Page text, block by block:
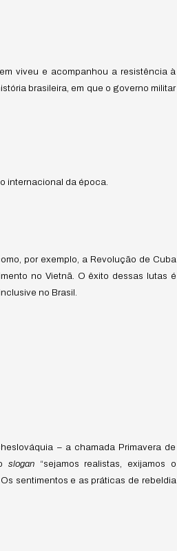
viveu e acompanhou a resistência à
brasileira, em que o governo militar
internacional da época.
por exemplo, a Revolução de Cuba
no Vietnã. O êxito dessas lutas é
no Brasil.
– a chamada Primavera de
slogan“sejamos realistas, exijamos o
sentimentos e as práticas de rebeldia